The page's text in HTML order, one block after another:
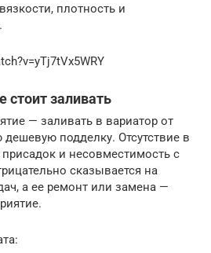
плотность и
стоит заливать
— заливать в вариатор от
подделку. Отсутствие в
и несовместимость с
сказывается на
а ее ремонт или замена —